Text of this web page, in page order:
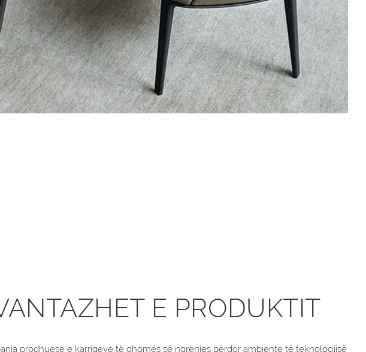
E PRODUKTIT
prodhuese e karrigeve të dhomës së ngrënies përdor ambiente të teknologjisë